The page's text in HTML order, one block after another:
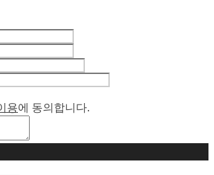
용에 동의합니다.